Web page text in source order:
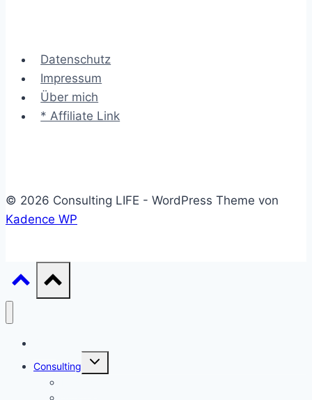
Datenschutz
Impressum
Über mich
* Affiliate Link
© 2026 Consulting LIFE - WordPress Theme von
Kadence WP
Consulting
Untermenü